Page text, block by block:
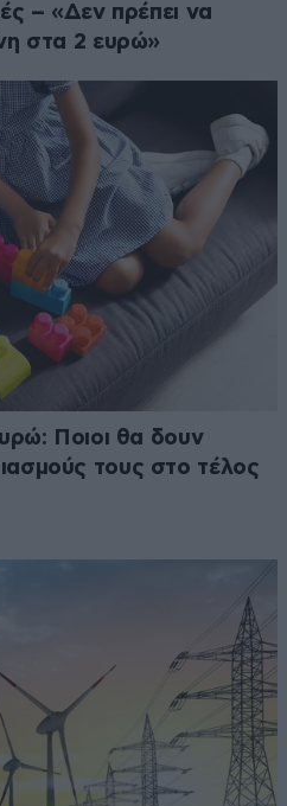
– «Δεν πρέπει να
στα 2 ευρώ»
Ποιοι θα δουν
τους στο τέλος